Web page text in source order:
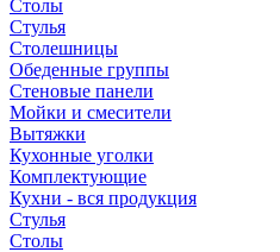
Столы
Стулья
Столешницы
Обеденные группы
Стеновые панели
Мойки и смесители
Вытяжки
Кухонные уголки
Комплектующие
Кухни - вся продукция
Стулья
Столы